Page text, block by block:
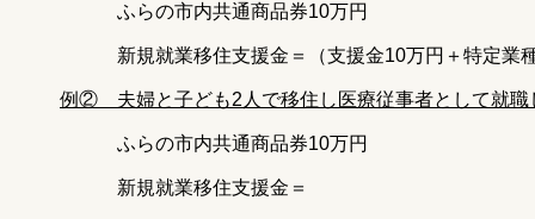
ふらの市内共通商品券10万円
新規就業移住支援金＝（支援金10万円＋特定業種
例② 夫婦と子ども2人で移住し医療従事者として就職
ふらの市内共通商品券10万円
新規就業移住支援金＝